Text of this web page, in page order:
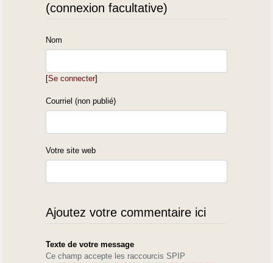
(connexion facultative)
Nom
[Se connecter]
Courriel (non publié)
Votre site web
Ajoutez votre commentaire ici
Texte de votre message
Ce champ accepte les raccourcis SPIP